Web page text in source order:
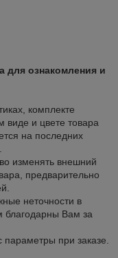
для ознакомления и
комплекте
виде и цвете товара
на последних
изменять внешний
предварительно
неточности в
благодарны Вам за
при заказе.